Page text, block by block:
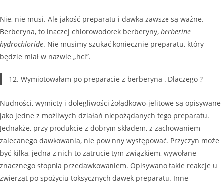
Nie, nie musi. Ale jakość preparatu i dawka zawsze są ważne.
Berberyna, to inaczej chlorowodorek berberyny, berberine
hydrochloride. Nie musimy szukać koniecznie preparatu, który
będzie miał w nazwie „hcl”.
12. Wymiotowałam po preparacie z berberyna . Dlaczego ?
Nudności, wymioty i dolegliwości żołądkowo-jelitowe są opisywane
jako jedne z możliwych działań niepożądanych tego preparatu.
Jednakże, przy produkcie z dobrym składem, z zachowaniem
zalecanego dawkowania, nie powinny występować. Przyczyn może
być kilka, jedna z nich to zatrucie tym związkiem, wywołane
znacznego stopnia przedawkowaniem. Opisywano takie reakcje u
zwierząt po spożyciu toksycznych dawek preparatu. Inne